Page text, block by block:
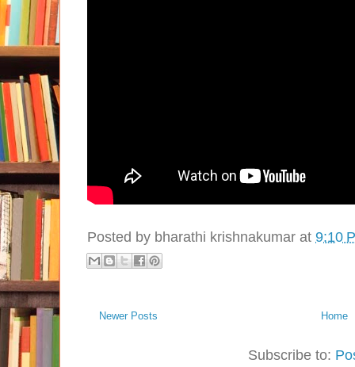
Posted by bharathi krishnakumar at 9:10
Newer Posts Home
Subscribe to: